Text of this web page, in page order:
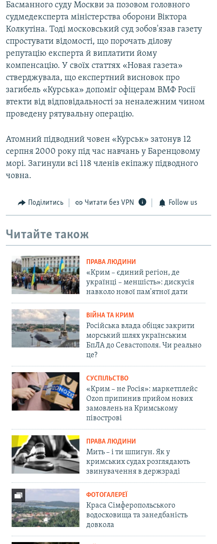
Басманного суду Москви за позовом головного
судмедексперта міністерства оборони Віктора
Колкутіна. Тоді московський суд зобов'язав газету
спростувати відомості, що порочать ділову
репутацію експерта й виплатити йому
компенсацію. У своїх статтях «Новая газета»
стверджувала, що експертний висновок про
загибель «Курська» допоміг офіцерам ВМФ Росії
втекти від відповідальності за неналежним чином
проведену рятувальну операцію.
Атомний підводний човен «Курськ» затонув 12
серпня 2000 року під час навчань у Баренцовому
морі. Загинули всі 118 членів екіпажу підводного
човна.
Поділитись Читати без VPN Follow us
Читайте також
ПРАВА ЛЮДИНИ
«Крим – єдиний регіон, де
українці – меншість»: дискусія
навколо нової пам'ятної дати
ВІЙНА ТА КРИМ
Російська влада обіцяє закрити
морський шлях українським
БпЛА до Севастополя. Чи реально
це?
СУСПІЛЬСТВО
«Крим – не Росія»: маркетплейс
Ozon припинив прийом нових
замовлень на Кримському
півострові
ПРАВА ЛЮДИНИ
Мить – і ти шпигун. Як у
кримських судах розглядають
звинувачення в держзраді
ФОТОГАЛЕРЕЇ
Краса Сімферопольського
водосховища та занедбаність
довкола